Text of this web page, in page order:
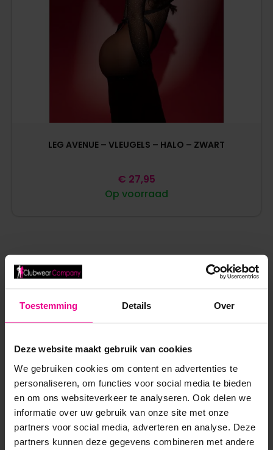
Toestemming Details Over
Deze website maakt gebruik van cookies
We gebruiken cookies om content en advertenties te
personaliseren, om functies voor social media te bieden
en om ons websiteverkeer te analyseren. Ook delen we
informatie over uw gebruik van onze site met onze
partners voor social media, adverteren en analyse. Deze
partners kunnen deze gegevens combineren met andere
LEG AVENUE – VLEUGELS – HALO – ZWART
Op voorraad
€ 27,95
ANDERE MENSEN BEKEKEN OOK:
SALE!